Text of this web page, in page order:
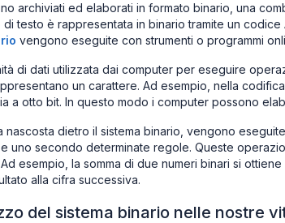
archiviati ed elaborati in formato binario, una
testo è rappresentata in binario tramite un codice
vengono eseguite con strumenti o programmi
di dati utilizzata dai computer per eseguire
un carattere. Ad esempio, nella
a otto bit. In questo modo i computer possono
nascosta dietro il sistema binario, vengono
uno secondo determinate regole. Queste
Ad esempio, la somma di due numeri binari si
alla cifra successiva.
del sistema binario nelle nostre